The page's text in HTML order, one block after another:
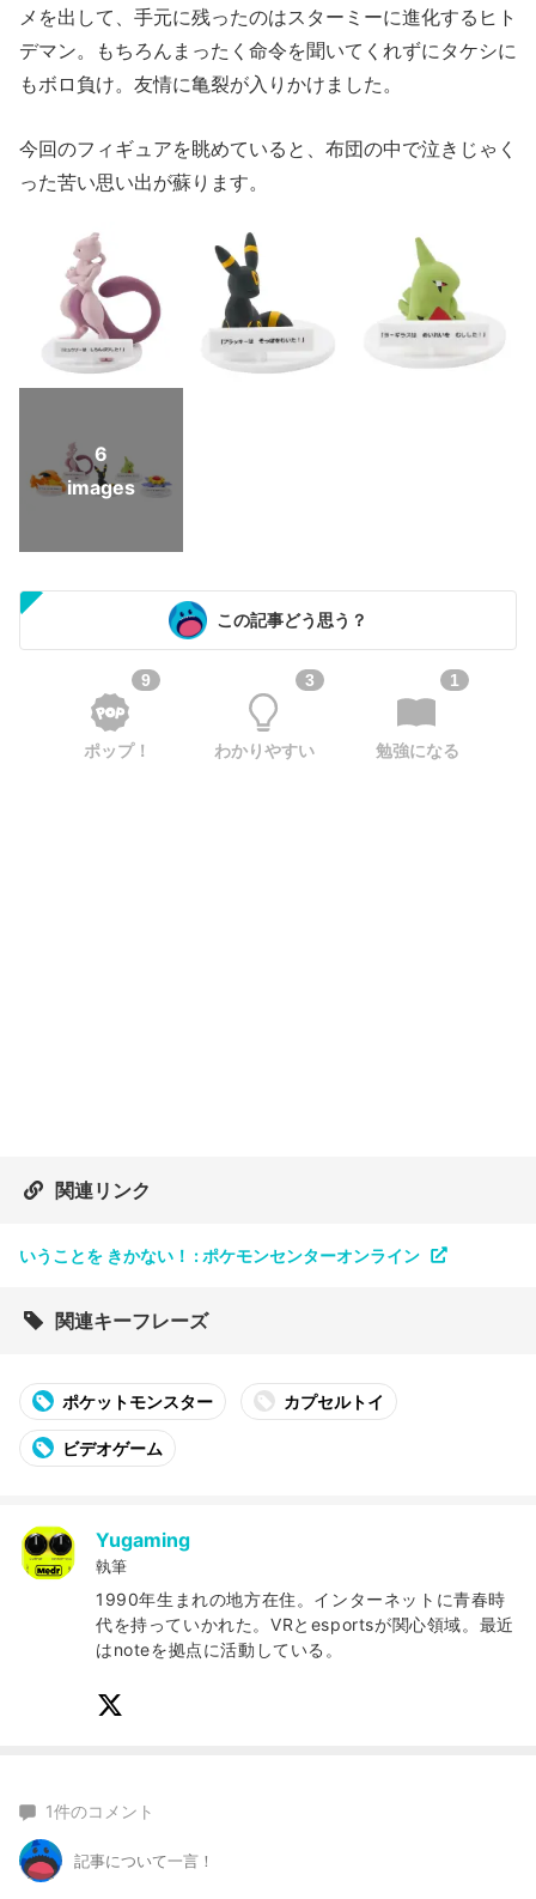
メを出して、手元に残ったのはスターミーに進化するヒト
デマン。もちろんまったく命令を聞いてくれずにタケシに
もボロ負け。友情に亀裂が入りかけました。
今回のフィギュアを眺めていると、布団の中で泣きじゃく
った苦い思い出が蘇ります。
6
images
この記事どう思う？
9
ポップ！
3
わかりやすい
1
勉強になる
関連リンク
いうことを きかない！ : ポケモンセンターオンライン
関連キーフレーズ
ポケットモンスター カプセルトイ
ビデオゲーム
Yugaming
執筆
1990年生まれの地方在住。インターネットに青春時
代を持っていかれた。VRとesportsが関心領域。最近
はnoteを拠点に活動している。
1件のコメント